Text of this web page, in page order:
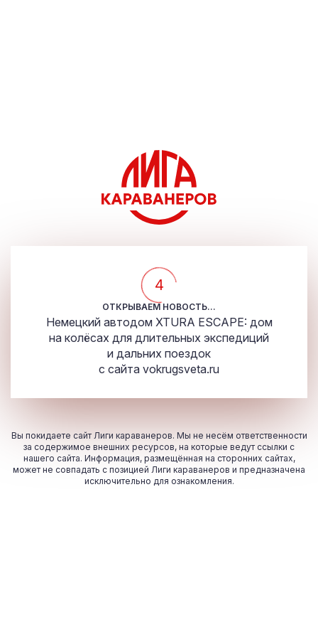
4
ОТКРЫВАЕМ НОВОСТЬ...
Немецкий автодом XTURA ESCAPE: дом
на колёсах для длительных экспедиций
и дальних поездок
с сайта vokrugsveta.ru
Вы покидаете сайт Лиги караванеров. Мы не несём ответственности
за содержимое внешних ресурсов, на которые ведут ссылки с
нашего сайта. Информация, размещённая на сторонних сайтах,
может не совпадать с позицией Лиги караванеров и предназначена
исключительно для ознакомления.